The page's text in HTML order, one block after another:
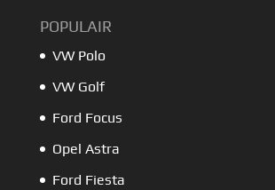
POPULAIR
VW Polo
VW Golf
Ford Focus
Opel Astra
Ford Fiesta